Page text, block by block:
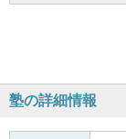
塾の詳細情報